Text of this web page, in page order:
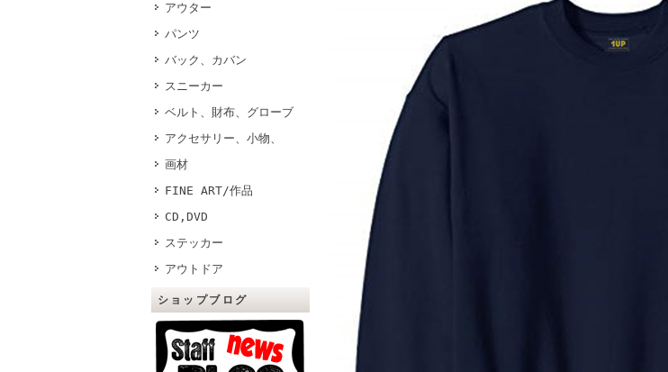
アウター
パンツ
バック、カバン
スニーカー
ベルト、財布、グローブ
アクセサリー、小物、
画材
FINE ART/作品
CD,DVD
ステッカー
アウトドア
ショップブログ